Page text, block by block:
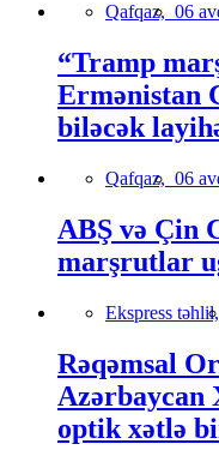
Qafqaz, 06
“Tramp
Ermənistan
biləcək
Qafqaz, 06
ABŞ və Çin
marşrutlar
Ekspress təhlil,
Rəqəmsal
Azərbaycan
optik xətlə